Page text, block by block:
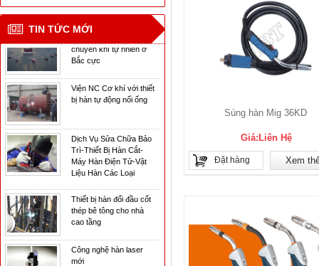
TIN TỨC MỚI
CN hàn mới cho tàu vận
chuyển khí tự nhiên ở
Bắc cực
bị hàn tự động nối ống
Trì-Thiết Bị Hàn Cắt-
Máy Hàn Điện Tử-Vật
Liệu Hàn Các Loại
thép bê tông cho nhà
cao tầng
mới
Súng hàn Mig 36KD
Giá:Liên Hệ
Đặt hàng Xem